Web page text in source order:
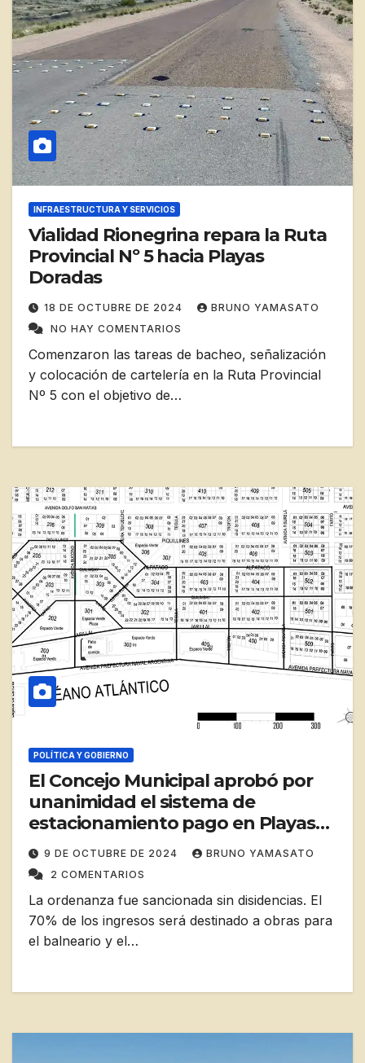
INFRAESTRUCTURA Y SERVICIOS
Vialidad Rionegrina repara la Ruta
Provincial Nº 5 hacia Playas
Doradas
18 DE OCTUBRE DE 2024
BRUNO YAMASATO
NO HAY COMENTARIOS
Comenzaron las tareas de bacheo, señalización
y colocación de cartelería en la Ruta Provincial
Nº 5 con el objetivo de…
POLÍTICA Y GOBIERNO
El Concejo Municipal aprobó por
unanimidad el sistema de
estacionamiento pago en Playas
Doradas
9 DE OCTUBRE DE 2024
BRUNO YAMASATO
2 COMENTARIOS
La ordenanza fue sancionada sin disidencias. El
70% de los ingresos será destinado a obras para
el balneario y el…